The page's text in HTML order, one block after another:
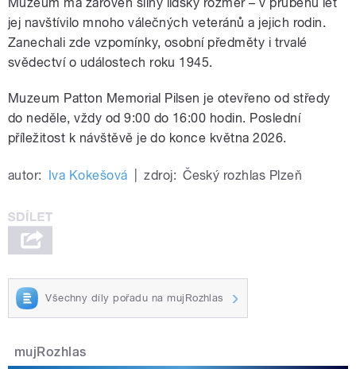
jej navštívilo mnoho válečných veteránů a jejich rodin.
Zanechali zde vzpomínky, osobní předměty i trvalé
svědectví o událostech roku 1945.
Muzeum Patton Memorial Pilsen je otevřeno od středy
do neděle, vždy od 9:00 do 16:00 hodin. Poslední
příležitost k návštěvě je do konce května 2026.
autor: Iva Kokešová zdroj: Český rozhlas Plzeň
Všechny díly pořadu na mujRozhlas
mujRozhlas